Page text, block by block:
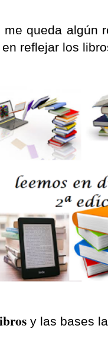
queda
reflejar los
y las bases